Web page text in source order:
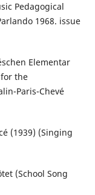
Pedagogical
1968. issue
Elementar
the
Paris-Chevé
(1939) (Singing
(School Song